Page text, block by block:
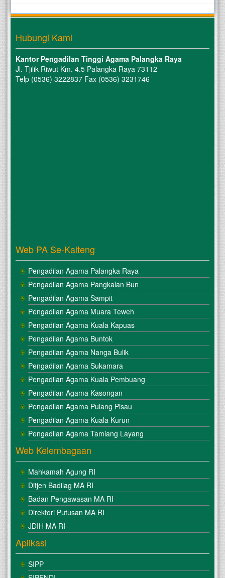
Hubungi Kami
Kantor Pengadilan Tinggi Agama Palangka Raya
Jl. Tjilik Riwut Km. 4.5 Palangka Raya 73112
Telp (0536) 3222837 Fax (0536) 3231746
Web PA Se-Kalteng
Pengadilan Agama Palangka Raya
Pengadilan Agama Pangkalan Bun
Pengadilan Agama Sampit
Pengadilan Agama Muara Teweh
Pengadilan Agama Kuala Kapuas
Pengadilan Agama Buntok
Pengadilan Agama Nanga Bulik
Pengadilan Agama Sukamara
Pengadilan Agama Kuala Pembuang
Pengadilan Agama Kasongan
Pengadilan Agama Pulang Pisau
Pengadilan Agama Kuala Kurun
Pengadilan Agama Tamiang Layang
Web Kelembagaan
Mahkamah Agung RI
Ditjen Badilag MA RI
Badan Pengawasan MA RI
Direktori Putusan MA RI
JDIH MA RI
Aplikasi
SIPP